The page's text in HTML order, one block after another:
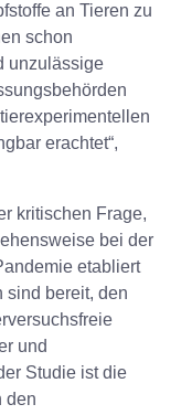
an Tieren zu
schon
unzulässige
erachtet“,
kritischen Frage,
bei der
etabliert
sind bereit, den
und
Studie ist die
den